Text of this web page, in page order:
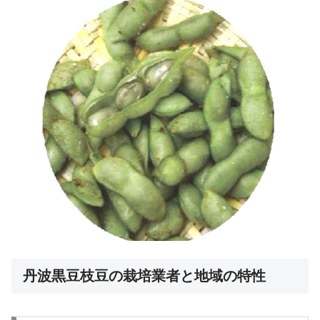
丹波黒豆枝豆の栽培業者と地域の特性